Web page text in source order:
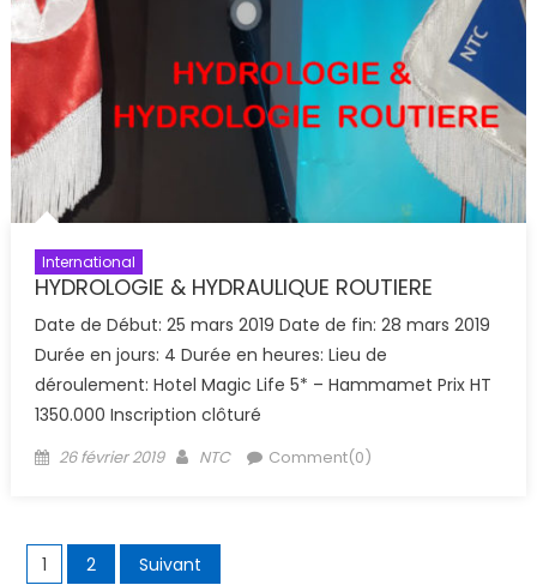
International
HYDROLOGIE & HYDRAULIQUE ROUTIERE
Date de Début: 25 mars 2019 Date de fin: 28 mars 2019
Durée en jours: 4 Durée en heures: Lieu de
déroulement: Hotel Magic Life 5* – Hammamet Prix HT
1350.000 Inscription clôturé
Posted
26 février 2019 Author
NTC Comment(0)
Pagination
1 2 Suivant